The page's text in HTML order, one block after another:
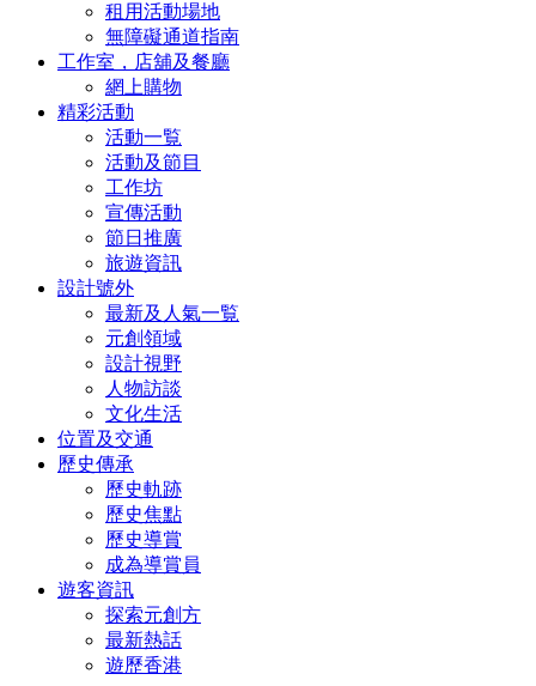
租用活動場地
無障礙通道指南
工作室，店舖及餐廳
網上購物
精彩活動
活動一覧
活動及節目
工作坊
宣傳活動
節日推廣
旅遊資訊
設計號外
最新及人氣一覧
元創領域
設計視野
人物訪談
文化生活
位置及交通
歷史傳承
歷史軌跡
歷史焦點
歷史導賞
成為導賞員
遊客資訊
探索元創方
最新熱話
遊歷香港